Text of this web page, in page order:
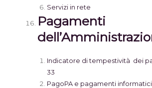
Servizi in rete
Pagamenti
Indicatore di tempestività dei
33
PagoPA e pagamenti informatici